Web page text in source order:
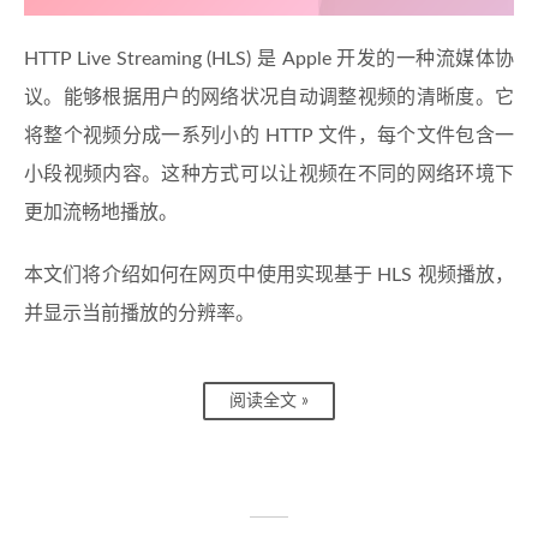
HTTP Live Streaming (HLS) 是 Apple 开发的一种流媒体协
议。能够根据用户的网络状况自动调整视频的清晰度。它
将整个视频分成一系列小的 HTTP 文件，每个文件包含一
小段视频内容。这种方式可以让视频在不同的网络环境下
更加流畅地播放。
本文们将介绍如何在网页中使用实现基于 HLS 视频播放，
并显示当前播放的分辨率。
阅读全文 »